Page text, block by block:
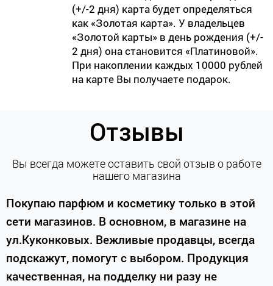
(+/-2 дня) карта будет определяться
как «Золотая карта». У владельцев
«Золотой карты» в день рождения (+/-
2 дня) она становится «Платиновой».
При накоплении каждых 10000 рублей
на карте Вы получаете подарок.
Отзывы
Вы всегда можете оставить свой отзыв о работе
нашего магазина
Покупаю парфюм и косметику только в этой
сети магазинов. В основном, в магазине на
ул.Куконковых. Вежливые продавцы, всегда
подскажут, помогут с выбором. Продукция
качественная, на подделку ни разу не